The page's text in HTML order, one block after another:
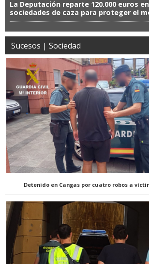
La Deputación reparte 120.000 euros
sociedades de caza para proteger el
Sucesos | Sociedad
Detenido en Cangas por cuatro robos a